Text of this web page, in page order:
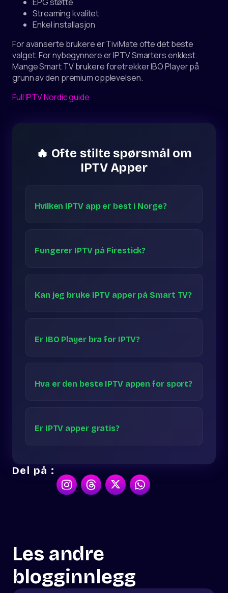
Streaming kvalitet
Enkel installasjon
For avanserte brukere er TiviMate ofte det beste
valget. For nybegynnere er IPTV Smarters enklest.
Mange Smart TV brukere foretrekker IBO Player på
grunn av den premium opplevelsen.
Full IPTV Nordic guide
🔥 Ofte stilte spørsmål om
IPTV Apper
Hvilken IPTV app er best i Norge?
Fungerer IPTV på Firestick?
Kan jeg bruke IPTV apper på Smart TV?
Er IBO Player bra for IPTV?
Hva er den beste IPTV appen for sport?
Er IPTV apper gratis?
Del på :
Les andre
blogginnlegg